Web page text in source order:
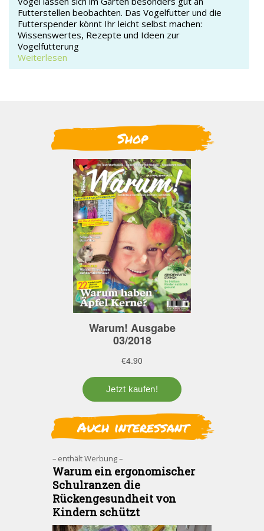
Futterstellen beobachten. Das Vogelfutter und die
Futterspender könnt Ihr leicht selbst machen:
Wissenswertes, Rezepte und Ideen zur
Vogelfütterung
Weiterlesen
Shop
Auch interessant
– enthält Werbung –
Warum ein ergonomischer
Schulranzen die
Rückengesundheit von
Kindern schützt